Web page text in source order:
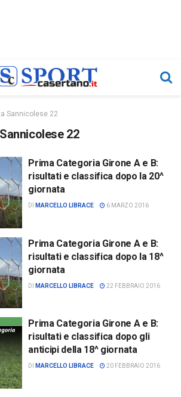
Sannicolese 22
22
Prima Categoria Girone A e B:
risultati e classifica dopo la 20^
giornata
DI MARCELLO LIBRACE 6 MARZO 2016
Prima Categoria Girone A e B:
risultati e classifica dopo la 18^
giornata
DI MARCELLO LIBRACE 22 FEBBRAIO 2016
Prima Categoria Girone A e B:
risultati e classifica dopo gli
anticipi della 18^ giornata
DI MARCELLO LIBRACE 20 FEBBRAIO 2016